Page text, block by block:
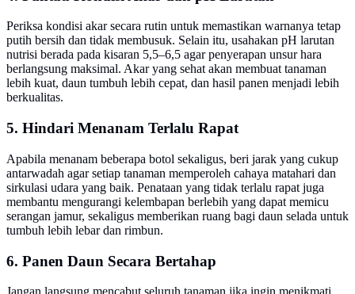
Periksa kondisi akar secara rutin untuk memastikan warnanya tetap
putih bersih dan tidak membusuk. Selain itu, usahakan pH larutan
nutrisi berada pada kisaran 5,5–6,5 agar penyerapan unsur hara
berlangsung maksimal. Akar yang sehat akan membuat tanaman
lebih kuat, daun tumbuh lebih cepat, dan hasil panen menjadi lebih
berkualitas.
5. Hindari Menanam Terlalu Rapat
Apabila menanam beberapa botol sekaligus, beri jarak yang cukup
antarwadah agar setiap tanaman memperoleh cahaya matahari dan
sirkulasi udara yang baik. Penataan yang tidak terlalu rapat juga
membantu mengurangi kelembapan berlebih yang dapat memicu
serangan jamur, sekaligus memberikan ruang bagi daun selada untuk
tumbuh lebih lebar dan rimbun.
6. Panen Daun Secara Bertahap